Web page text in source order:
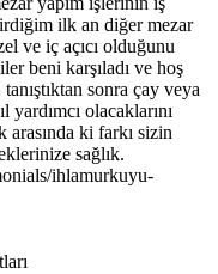
ilk an diğer mezar
ve iç açıcı olduğunu
beni karşıladı ve hoş
sonra çay veya
olacaklarını
arasında ki farkı sizin
sağlık.
ihlamurkuyu-